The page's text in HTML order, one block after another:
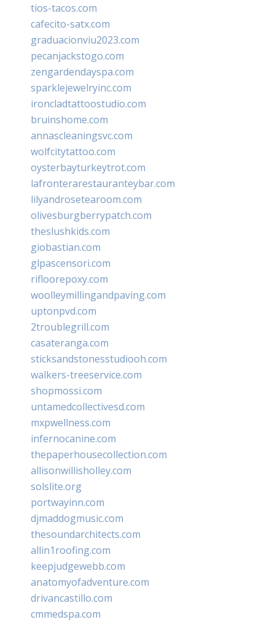
tios-tacos.com
cafecito-satx.com
graduacionviu2023.com
pecanjackstogo.com
zengardendayspa.com
sparklejewelryinc.com
ironcladtattoostudio.com
bruinshome.com
annascleaningsvc.com
wolfcitytattoo.com
oysterbayturkeytrot.com
lafronterarestauranteybar.com
lilyandrosetearoom.com
olivesburgberrypatch.com
theslushkids.com
giobastian.com
glpascensori.com
rifloorepoxy.com
woolleymillingandpaving.com
uptonpvd.com
2troublegrill.com
casateranga.com
sticksandstonesstudiooh.com
walkers-treeservice.com
shopmossi.com
untamedcollectivesd.com
mxpwellness.com
infernocanine.com
thepaperhousecollection.com
allisonwillisholley.com
solslite.org
portwayinn.com
djmaddogmusic.com
thesoundarchitects.com
allin1roofing.com
keepjudgewebb.com
anatomyofadventure.com
drivancastillo.com
cmmedspa.com